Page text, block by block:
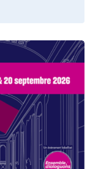
à l’agenda